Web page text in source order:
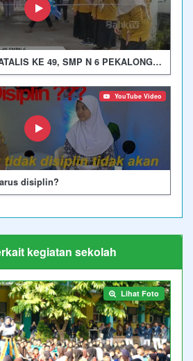
MERIAHKAN DIES NATALIS KE 49, SMP N 6 PEKALONGAN GELAR CONSTELLATION OF GLORY SELAMA 2 HARI
YouTube Video
disiplin?
kegiatan sekolah
Lihat Foto